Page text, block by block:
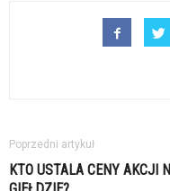
Poprzedni artykuł
KTO USTALA CENY AKCJI